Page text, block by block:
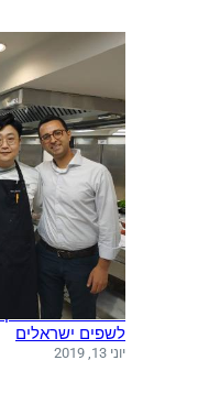
משלחת שפים
לשפים ישראלים
יוני 13, 2019